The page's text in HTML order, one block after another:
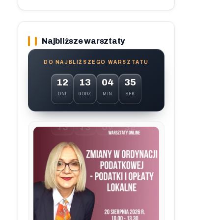
Najbliższe warsztaty
DO NAJBLIŻSZEGO WARSZTATU
12
DNI
13
GODZ
04
MIN
34
SEK